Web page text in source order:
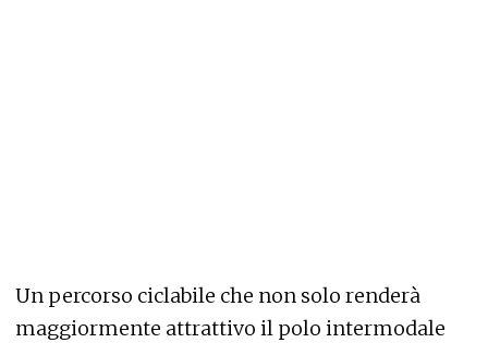
Un percorso ciclabile che non solo renderà
maggiormente attrattivo il polo intermodale